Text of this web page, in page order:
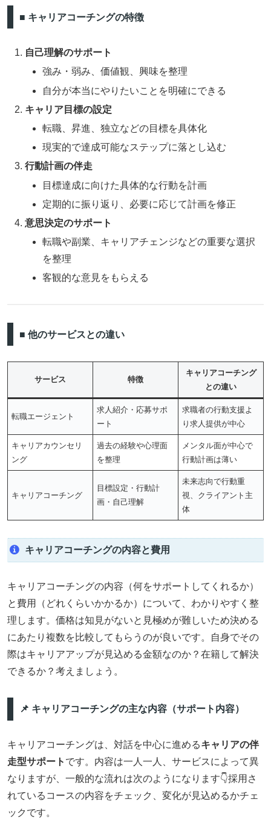
■ キャリアコーチングの特徴
自己理解のサポート
強み・弱み、価値観、興味を整理
自分が本当にやりたいことを明確にできる
キャリア目標の設定
転職、昇進、独立などの目標を具体化
現実的で達成可能なステップに落とし込む
行動計画の伴走
目標達成に向けた具体的な行動を計画
定期的に振り返り、必要に応じて計画を修正
意思決定のサポート
転職や副業、キャリアチェンジなどの重要な選択
を整理
客観的な意見をもらえる
■ 他のサービスとの違い
サービス 特徴
キャリアコーチング
との違い
転職エージェント
求人紹介・応募サポ
ート
求職者の行動支援よ
り求人提供が中心
キャリアカウンセリ
ング
過去の経験や心理面
を整理
メンタル面が中心で
行動計画は薄い
キャリアコーチング
目標設定・行動計
画・自己理解
未来志向で行動重
視、クライアント主
体
キャリアコーチングの内容と費用
キャリアコーチングの内容（何をサポートしてくれるか）
と費用（どれくらいかかるか）について、わかりやすく整
理します。価格は知見がないと見極めが難しいため決める
にあたり複数を比較してもらうのが良いです。自身でその
際はキャリアアップが見込める金額なのか？在籍して解決
できるか？考えましょう。
📌 キャリアコーチングの主な内容（サポート内容）
キャリアコーチングは、対話を中心に進めるキャリアの伴
走型サポート です。内容は一人一人、サービスによって異
なりますが、一般的な流れは次のようになります👇採用さ
れているコースの内容をチェック、変化が見込めるかチェ
ックです。